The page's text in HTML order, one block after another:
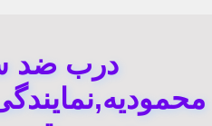
درب ضد